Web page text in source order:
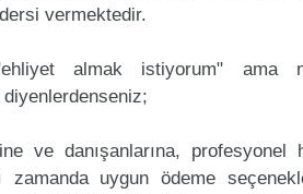
vermektedir.
almak istiyorum" ama
ve danışanlarına,
zamanda uygun ödeme